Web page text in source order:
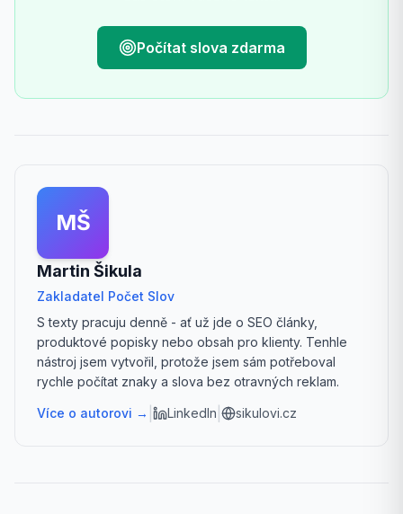
Počítat slova zdarma
MŠ
Martin Šikula
Zakladatel Počet Slov
S texty pracuju denně - ať už jde o SEO články,
produktové popisky nebo obsah pro klienty. Tenhle
nástroj jsem vytvořil, protože jsem sám potřeboval
rychle počítat znaky a slova bez otravných reklam.
Více o autorovi → LinkedIn sikulovi.cz